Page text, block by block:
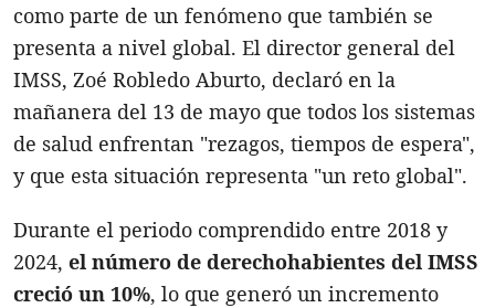
como parte de un fenómeno que también se
presenta a nivel global. El director general del
IMSS, Zoé Robledo Aburto, declaró en la
mañanera del 13 de mayo que todos los sistemas
de salud enfrentan "rezagos, tiempos de espera",
y que esta situación representa "un reto global".
Durante el periodo comprendido entre 2018 y
2024, el número de derechohabientes del IMSS
creció un 10%, lo que generó un incremento